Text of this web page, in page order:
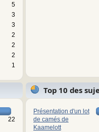
5
3
3
2
2
2
1
22
Top 10 des
vues)
Présentation d'un lot
de camés de
Kaamelott